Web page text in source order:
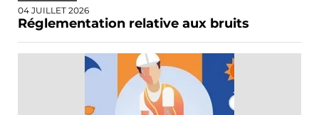
Réglementation relative aux bruits
04 JUILLET 2026